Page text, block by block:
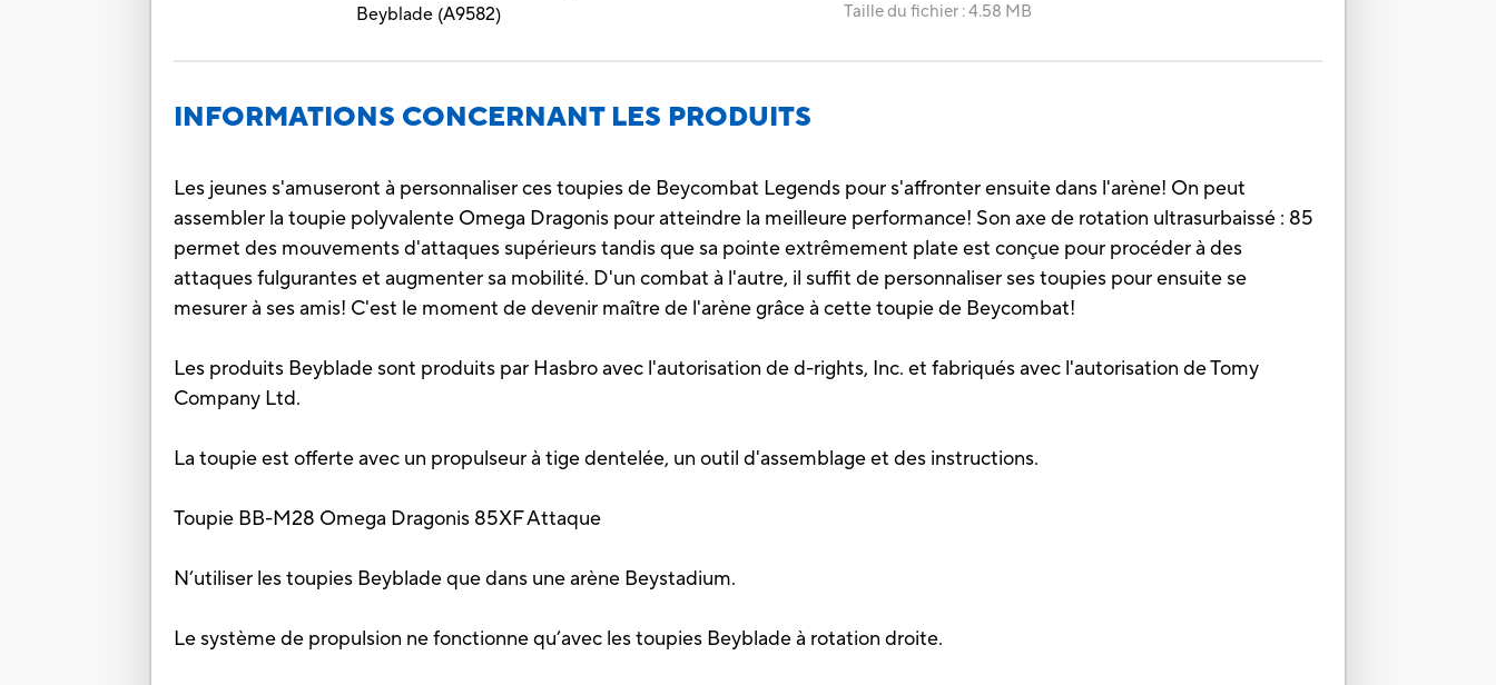
Beyblade (A9582) Taille du fichier :4.58 MB
INFORMATIONS CONCERNANT LES PRODUITS
Les jeunes s'amuseront à personnaliser ces toupies de Beycombat Legends pour s'affronter ensuite dans l'arène! On peut
assembler la toupie polyvalente Omega Dragonis pour atteindre la meilleure performance! Son axe de rotation ultrasurbaissé : 85
permet des mouvements d'attaques supérieurs tandis que sa pointe extrêmement plate est conçue pour procéder à des
attaques fulgurantes et augmenter sa mobilité. D'un combat à l'autre, il suffit de personnaliser ses toupies pour ensuite se
mesurer à ses amis! C'est le moment de devenir maître de l'arène grâce à cette toupie de Beycombat!
Les produits Beyblade sont produits par Hasbro avec l'autorisation de d-rights, Inc. et fabriqués avec l'autorisation de Tomy
Company Ltd.
La toupie est offerte avec un propulseur à tige dentelée, un outil d'assemblage et des instructions.
Toupie BB-M28 Omega Dragonis 85XF Attaque
N’utiliser les toupies Beyblade que dans une arène Beystadium.
Le système de propulsion ne fonctionne qu’avec les toupies Beyblade à rotation droite.